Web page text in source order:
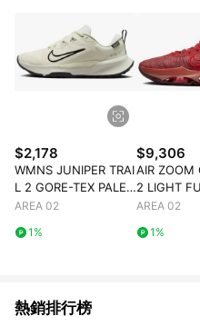
$2,178
WMNS JUNIPER TRAI
L 2 GORE-TEX PALE I
VORY BLACK
AREA 02
1%
$9,306
AIR ZOOM
2 LIGHT
AREA 02
1%
熱銷排行榜